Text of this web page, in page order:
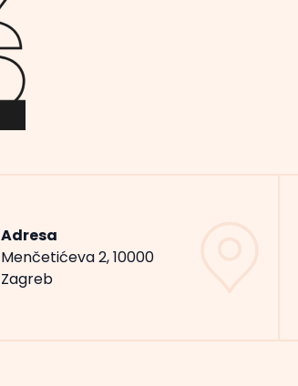
Adresa
Menčetićeva 2, 10000
Zagreb